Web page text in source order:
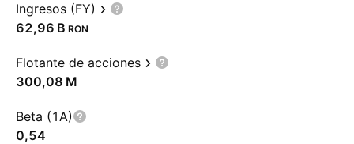
Ingresos (FY)
‪62,96 B‬ RON
Flotante de acciones
‪300,08 M‬
Beta (1A)
0,54